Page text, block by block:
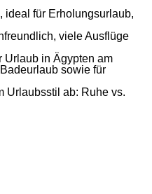
ideal für Erholungsurlaub,
viele Ausflüge
Urlaub in Ägypten am
sowie für
Urlaubsstil ab: Ruhe vs.